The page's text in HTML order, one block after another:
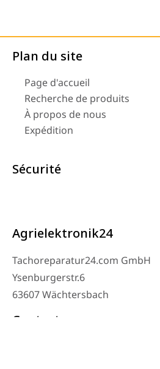
Plan du site
Page d'accueil
Recherche de produits
À propos de nous
Expédition
Sécurité
Agrielektronik24
Tachoreparatur24.com GmbH
Ysenburgerstr.6
63607 Wächtersbach
Contact